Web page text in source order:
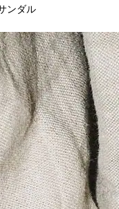
ンダル